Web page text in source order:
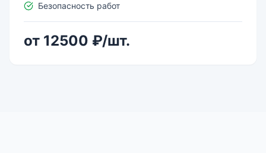
Безопасность работ
от 12500 ₽/шт.